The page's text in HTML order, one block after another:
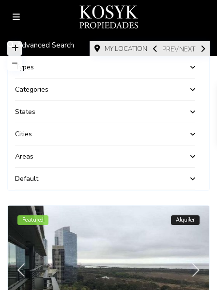
MY LOCATION PREVNEXT
Advanced Search
Types
Categories
States
Cities
Areas
Default
Featured Alquiler